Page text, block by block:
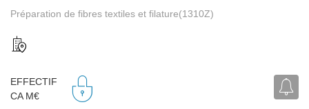
Préparation de fibres textiles et filature(1310Z)
EFFECTIF
CA M€